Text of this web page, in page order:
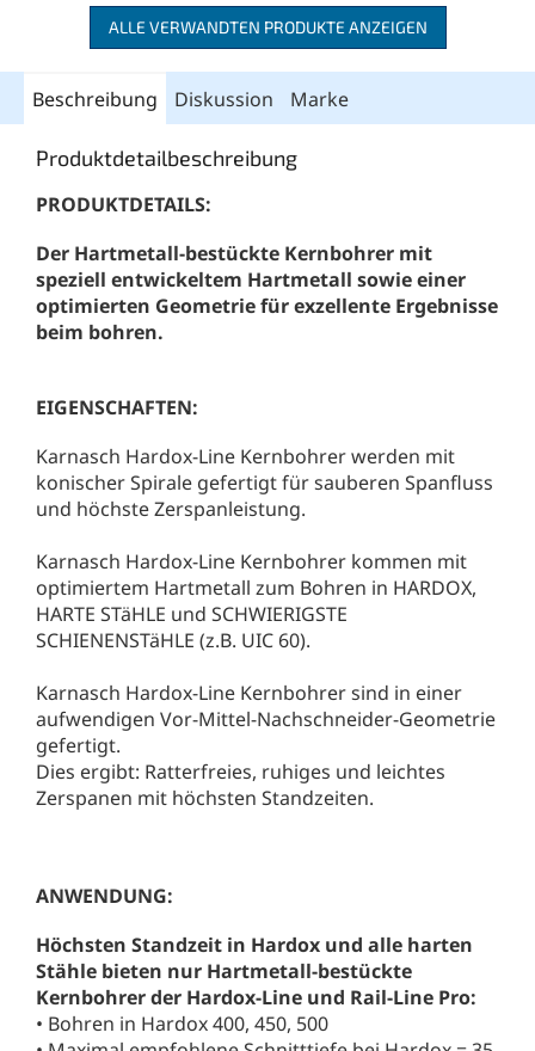
ALLE VERWANDTEN PRODUKTE ANZEIGEN
Beschreibung Diskussion Marke
Produktdetailbeschreibung
PRODUKTDETAILS:
Der Hartmetall-bestückte Kernbohrer mit
speziell entwickeltem Hartmetall sowie einer
optimierten Geometrie für exzellente Ergebnisse
beim bohren.
EIGENSCHAFTEN:
Karnasch Hardox-Line Kernbohrer werden mit
konischer Spirale gefertigt für sauberen Spanfluss
und höchste Zerspanleistung.
Karnasch Hardox-Line Kernbohrer kommen mit
optimiertem Hartmetall zum Bohren in HARDOX,
HARTE STäHLE und SCHWIERIGSTE
SCHIENENSTäHLE (z.B. UIC 60).
Karnasch Hardox-Line Kernbohrer sind in einer
aufwendigen Vor-Mittel-Nachschneider-Geometrie
gefertigt.
Dies ergibt: Ratterfreies, ruhiges und leichtes
Zerspanen mit höchsten Standzeiten.
ANWENDUNG:
Höchsten Standzeit in Hardox und alle harten
Stähle bieten nur Hartmetall-bestückte
Kernbohrer der Hardox-Line und Rail-Line Pro:
• Bohren in Hardox 400, 450, 500